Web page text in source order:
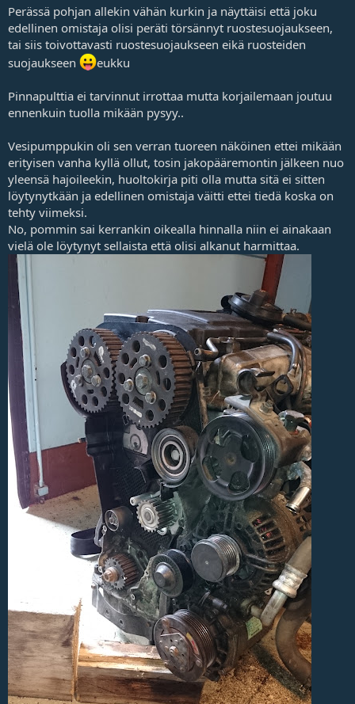
Perässä pohjan allekin vähän kurkin ja näyttäisi että joku
edellinen omistaja olisi peräti törsännyt ruostesuojaukseen,
tai siis toivottavasti ruostesuojaukseen eikä ruosteiden
suojaukseen
eukku
Pinnapulttia ei tarvinnut irrottaa mutta korjailemaan joutuu
ennenkuin tuolla mikään pysyy..
Vesipumppukin oli sen verran tuoreen näköinen ettei mikään
erityisen vanha kyllä ollut, tosin jakopääremontin jälkeen nuo
yleensä hajoileekin, huoltokirja piti olla mutta sitä ei sitten
löytynytkään ja edellinen omistaja väitti ettei tiedä koska on
tehty viimeksi.
No, pommin sai kerrankin oikealla hinnalla niin ei ainakaan
vielä ole löytynyt sellaista että olisi alkanut harmittaa.